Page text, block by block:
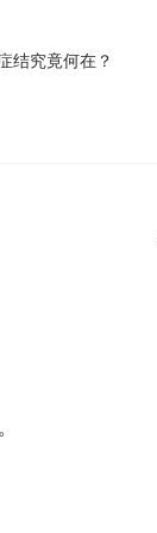
结究竟何在？